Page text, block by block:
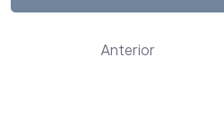
Anterior